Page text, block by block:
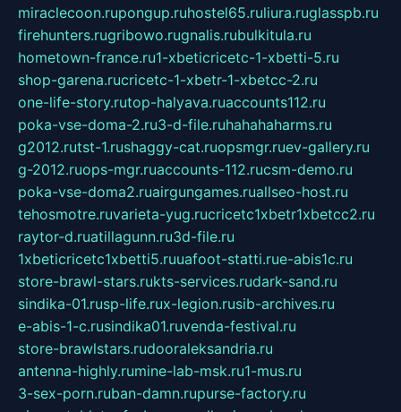
miraclecoon.rupongup.ruhostel65.ruliura.ruglasspb.ru
firehunters.rugribowo.rugnalis.rubulkitula.ru
hometown-france.ru1-xbeticricetc-1-xbetti-5.ru
shop-garena.rucricetc-1-xbetr-1-xbetcc-2.ru
one-life-story.rutop-halyava.ruaccounts112.ru
poka-vse-doma-2.ru3-d-file.ruhahahaharms.ru
g2012.rutst-1.rushaggy-cat.ruopsmgr.ruev-gallery.ru
g-2012.ruops-mgr.ruaccounts-112.rucsm-demo.ru
poka-vse-doma2.ruairgungames.ruallseo-host.ru
tehosmotre.ruvarieta-yug.rucricetc1xbetr1xbetcc2.ru
raytor-d.ruatillagunn.ru3d-file.ru
1xbeticricetc1xbetti5.ruuafoot-statti.rue-abis1c.ru
store-brawl-stars.rukts-services.rudark-sand.ru
sindika-01.rusp-life.rux-legion.rusib-archives.ru
e-abis-1-c.rusindika01.ruvenda-festival.ru
store-brawlstars.rudooraleksandria.ru
antenna-highly.rumine-lab-msk.ru1-mus.ru
3-sex-porn.ruban-damn.rupurse-factory.ru